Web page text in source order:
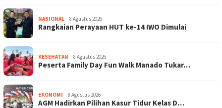
NASIONAL 8 Agustus 2026
Rangkaian Perayaan HUT ke-14 IWO Dimulai
KESEHATAN 8 Agustus 2026
Peserta Family Day Fun Walk Manado Tukar…
EKONOMI 8 Agustus 2026
AGM Hadirkan Pilihan Kasur Tidur Kelas D…